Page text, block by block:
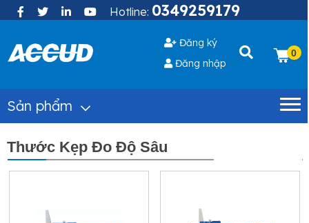
Hotline: 0349259179
Đăng ký
Đăng nhập
0
Sản phẩm
Thước Kẹp Đo Độ Sâu